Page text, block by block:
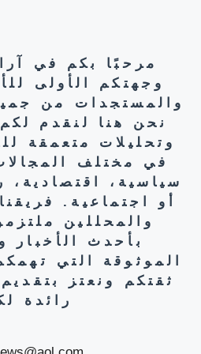
مرحبًا بكم في
وجهتكم الأولى
والمستجدات من
نحن هنا لنقدم
وتحليلات متعمقة
في مختلف
سياسية، اقتصادية،
أو اجتماعية.
والمحللين
بأحدث الأخبار
الموثوقة التي
ثقتكم ونعتز
رائدة